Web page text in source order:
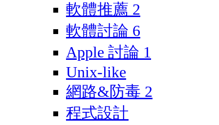
軟體推薦 2
軟體討論 6
Apple 討論 1
Unix-like
網路&防毒 2
程式設計